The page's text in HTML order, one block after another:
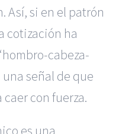
Así, si en el patrón
cotización ha
cabeza-
una señal de que
caer con fuerza.